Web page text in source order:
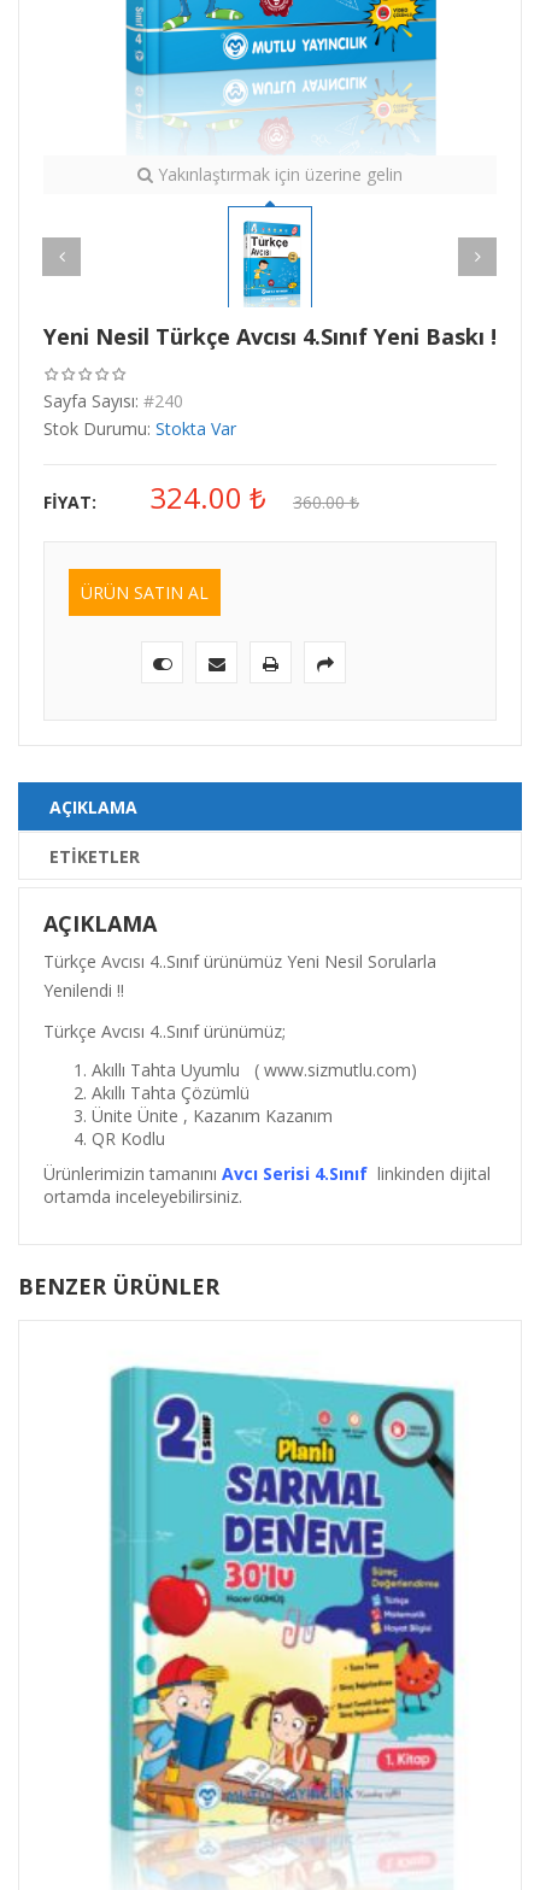
Yakınlaştırmak için üzerine gelin
Yeni Nesil Türkçe Avcısı 4.Sınıf Yeni Baskı !
Sayfa Sayısı: #240
Stok Durumu: Stokta Var
FIYAT: 324.00 ₺ 360.00₺
ÜRÜN SATIN AL
AÇIKLAMA
ETIKETLER
AÇIKLAMA
Türkçe Avcısı 4..Sınıf ürünümüz Yeni Nesil Sorularla
Yenilendi !!
Türkçe Avcısı 4..Sınıf ürünümüz;
Akıllı Tahta Uyumlu ( www.sizmutlu.com)
Akıllı Tahta Çözümlü
Ünite Ünite , Kazanım Kazanım
QR Kodlu
Ürünlerimizin tamanını Avcı Serisi 4.Sınıf linkinden dijital
ortamda inceleyebilirsiniz.
BENZER ÜRÜNLER